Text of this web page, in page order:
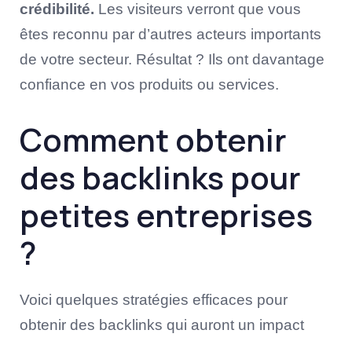
crédibilité. Les visiteurs verront que vous
êtes reconnu par d’autres acteurs importants
de votre secteur. Résultat ? Ils ont davantage
confiance en vos produits ou services.
Comment obtenir
des backlinks pour
petites entreprises
?
Voici quelques stratégies efficaces pour
obtenir des backlinks qui auront un impact